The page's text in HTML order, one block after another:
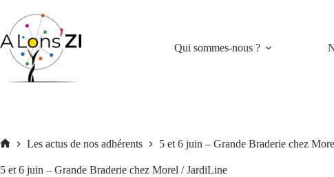
contenu
Qui sommes-nous ?
Les actus de nos adhérents 5 et 6 juin – Grande Braderie chez
5 et 6 juin – Grande Braderie chez Morel / JardiLine